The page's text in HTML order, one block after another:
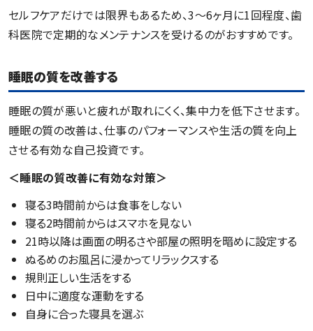
セルフケアだけでは限界もあるため、3〜6ヶ月に1回程度、歯
科医院で定期的なメンテナンスを受けるのがおすすめです。
睡眠の質を改善する
睡眠の質が悪いと疲れが取れにくく、集中力を低下させます。
睡眠の質の改善は、仕事のパフォーマンスや生活の質を向上
させる有効な自己投資です。
＜睡眠の質改善に有効な対策＞
寝る3時間前からは食事をしない
寝る2時間前からはスマホを見ない
21時以降は画面の明るさや部屋の照明を暗めに設定する
ぬるめのお風呂に浸かってリラックスする
規則正しい生活をする
日中に適度な運動をする
自身に合った寝具を選ぶ